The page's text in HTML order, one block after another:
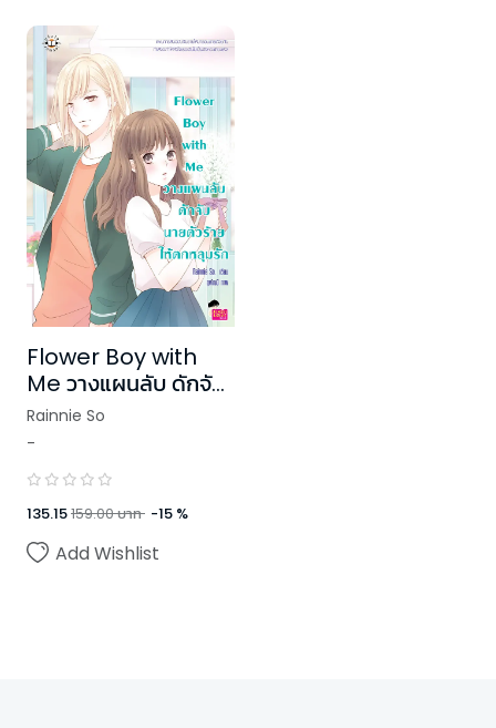
Flower Boy with
Me วางแผนลับ ดักจับ
นายตัวร้ายให้ตกหลุมรัก
Rainnie So
-
135.15159.00บาท -15 %
Add Wishlist